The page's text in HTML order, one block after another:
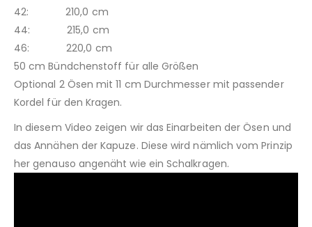
42: 210,0 cm
44: 215,0 cm
46: 220,0 cm
50 cm Bündchenstoff für alle Größen
Optional 2 Ösen mit 11 cm Durchmesser mit passender
Kordel für den Kragen.
In diesem Video zeigen wir das Einarbeiten der Ösen und
das Annähen der Kapuze. Diese wird nämlich vom Prinzip
her genauso angenäht wie ein Schalkragen.